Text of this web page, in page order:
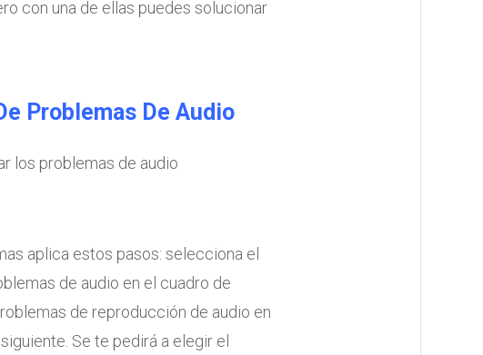
con una de ellas puedes solucionar
Problemas De Audio
los problemas de audio
aplica estos pasos: selecciona el
de audio en el cuadro de
de reproducción de audio en
Se te pedirá a elegir el